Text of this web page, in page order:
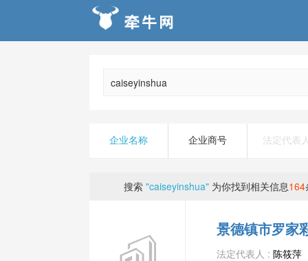
企业名称 企业商号 法定代表
搜索 "caiseyinshua" 为你找到相关信息164
景德镇市罗家
法定代表人 : 陈筱萍